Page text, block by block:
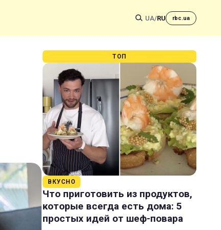
UA/RU rbc.ua
ТОП
ВКУСНО
Что приготовить из продуктов,
которые всегда есть дома: 5
простых идей от шеф-повара